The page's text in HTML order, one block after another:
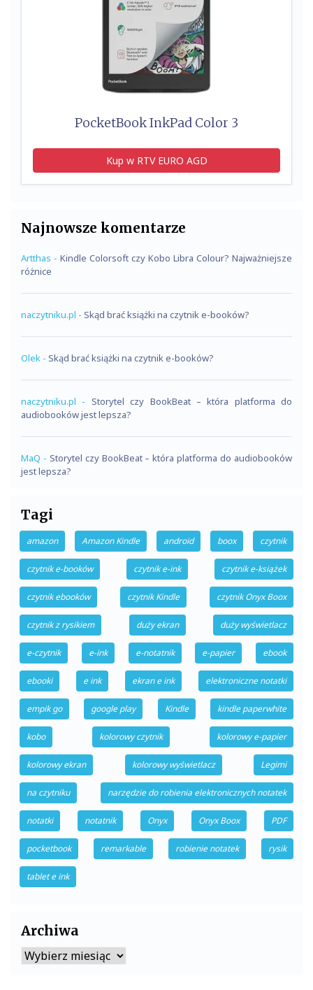
PocketBook InkPad Color 3
Kup w RTV EURO AGD
Najnowsze komentarze
Artthas - Kindle Colorsoft czy Kobo Libra Colour? Najważniejsze
różnice
naczytniku.pl - Skąd brać książki na czytnik e-booków?
Olek - Skąd brać książki na czytnik e-booków?
naczytniku.pl - Storytel czy BookBeat – która platforma do
audiobooków jest lepsza?
MaQ - Storytel czy BookBeat – która platforma do audiobooków
jest lepsza?
Tagi
amazon Amazon Kindle android boox czytnik
czytnik e-booków czytnik e-ink czytnik e-książek
czytnik ebooków czytnik Kindle czytnik Onyx Boox
czytnik z rysikiem duży ekran duży wyświetlacz
e-czytnik e-ink e-notatnik e-papier ebook
ebooki e ink ekran e ink elektroniczne notatki
empik go google play Kindle kindle paperwhite
kobo kolorowy czytnik kolorowy e-papier
kolorowy ekran kolorowy wyświetlacz Legimi
na czytniku narzędzie do robienia elektronicznych notatek
notatki notatnik Onyx Onyx Boox PDF
pocketbook remarkable robienie notatek rysik
tablet e ink
Archiwa
Archiwa